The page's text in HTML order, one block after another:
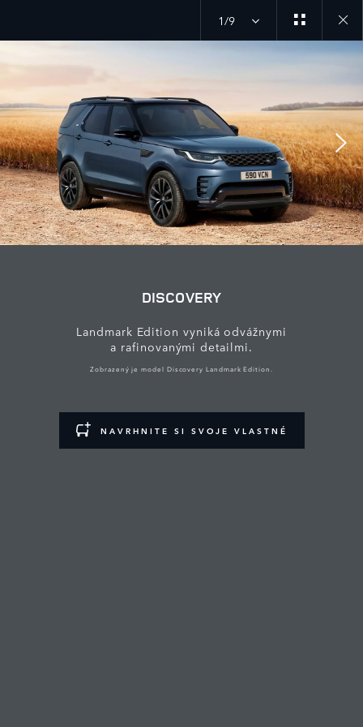
1/9
Close
DISCOVERY
Landmark Edition vyniká odvážnymi
a rafinovanými detailmi.
Zobrazený je model Discovery Landmark Edition.
NAVRHNITE SI SVOJE VLASTNÉ